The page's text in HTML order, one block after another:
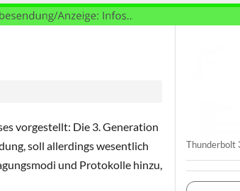
vorgestellt: Die 3. Generation
soll allerdings wesentlich
und Protokolle hinzu,
Thunderbolt